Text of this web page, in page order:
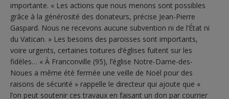
importante. « Les actions que nous menons sont possibles
grâce à la générosité des donateurs, précise Jean-Pierre
Gaspard. Nous ne recevons aucune subvention ni de l’État ni
du Vatican. » Les besoins des paroisses sont importants,
voire urgents, certaines toitures d’églises fuitent sur les
fidèles… « À Franconville (95), l’église Notre-Dame-des-
Noues a même été fermée une veille de Noël pour des
raisons de sécurité » rappelle le directeur qui ajoute que «
l’on peut soutenir ces travaux en faisant un don par courrier